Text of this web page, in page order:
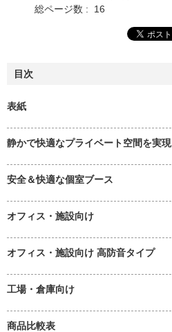
総ページ数 : 16
目次
表紙
静かで快適なプライベート空間を実現
安全＆快適な個室ブース
オフィス・施設向け
オフィス・施設向け 高防音タイプ
工場・倉庫向け
商品比較表